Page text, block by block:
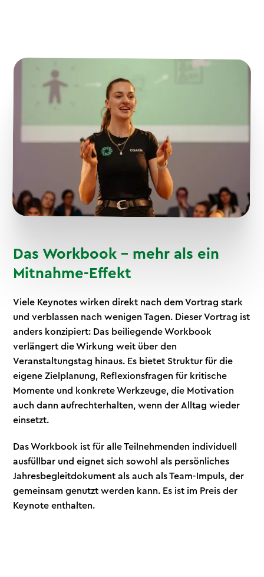
Das Workbook – mehr als ein
Mitnahme-Effekt
Viele Keynotes wirken direkt nach dem Vortrag stark
und verblassen nach wenigen Tagen. Dieser Vortrag ist
anders konzipiert: Das beiliegende Workbook
verlängert die Wirkung weit über den
Veranstaltungstag hinaus. Es bietet Struktur für die
eigene Zielplanung, Reflexionsfragen für kritische
Momente und konkrete Werkzeuge, die Motivation
auch dann aufrechterhalten, wenn der Alltag wieder
einsetzt.
Das Workbook ist für alle Teilnehmenden individuell
ausfüllbar und eignet sich sowohl als persönliches
Jahresbegleitdokument als auch als Team-Impuls, der
gemeinsam genutzt werden kann. Es ist im Preis der
Keynote enthalten.